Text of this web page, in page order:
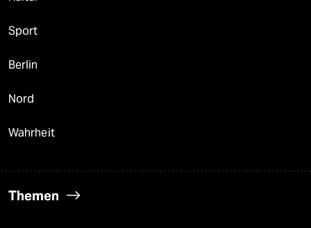
Sport
Berlin
Nord
Wahrheit
Themen